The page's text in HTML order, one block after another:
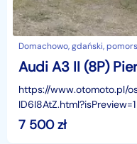
Domachowo, gdański,
Audi A3 II (8P)
https://www.otomoto.pl/
ID6I8AtZ.html?isPreview=1
7 500zł